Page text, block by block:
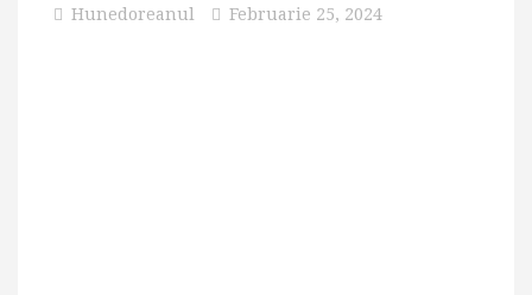
Hunedoreanul Februarie 25, 2024